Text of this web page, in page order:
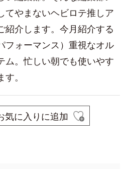
てやまないヘビロテ推しア
紹介します。今月紹介する
フォーマンス）重視なオル
ム。忙しい朝でも使いやす
。
気に入りに追加